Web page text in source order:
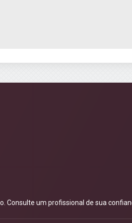
Consulte um profissional de sua